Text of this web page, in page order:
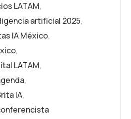
LATAM,
artificial 2025,
IA México,
,
LATAM,
,
IA,